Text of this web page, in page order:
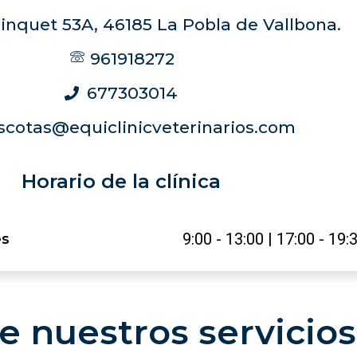
53A, 46185 La Pobla de Vallbona.
961918272
677303014
Horario de la clínica
9:00 - 13:00 | 17:00 -
nuestros servicios